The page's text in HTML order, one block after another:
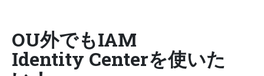
OU外でもIAM
Identity Centerを使いた